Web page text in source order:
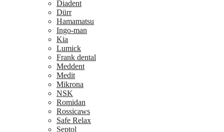
Diadent
Dürr
Hamamatsu
Ingo-man
Kia
Lumick
Frank dental
Meddent
Medit
Mikrona
NSK
Romidan
Rossicaws
Safe Relax
Septol